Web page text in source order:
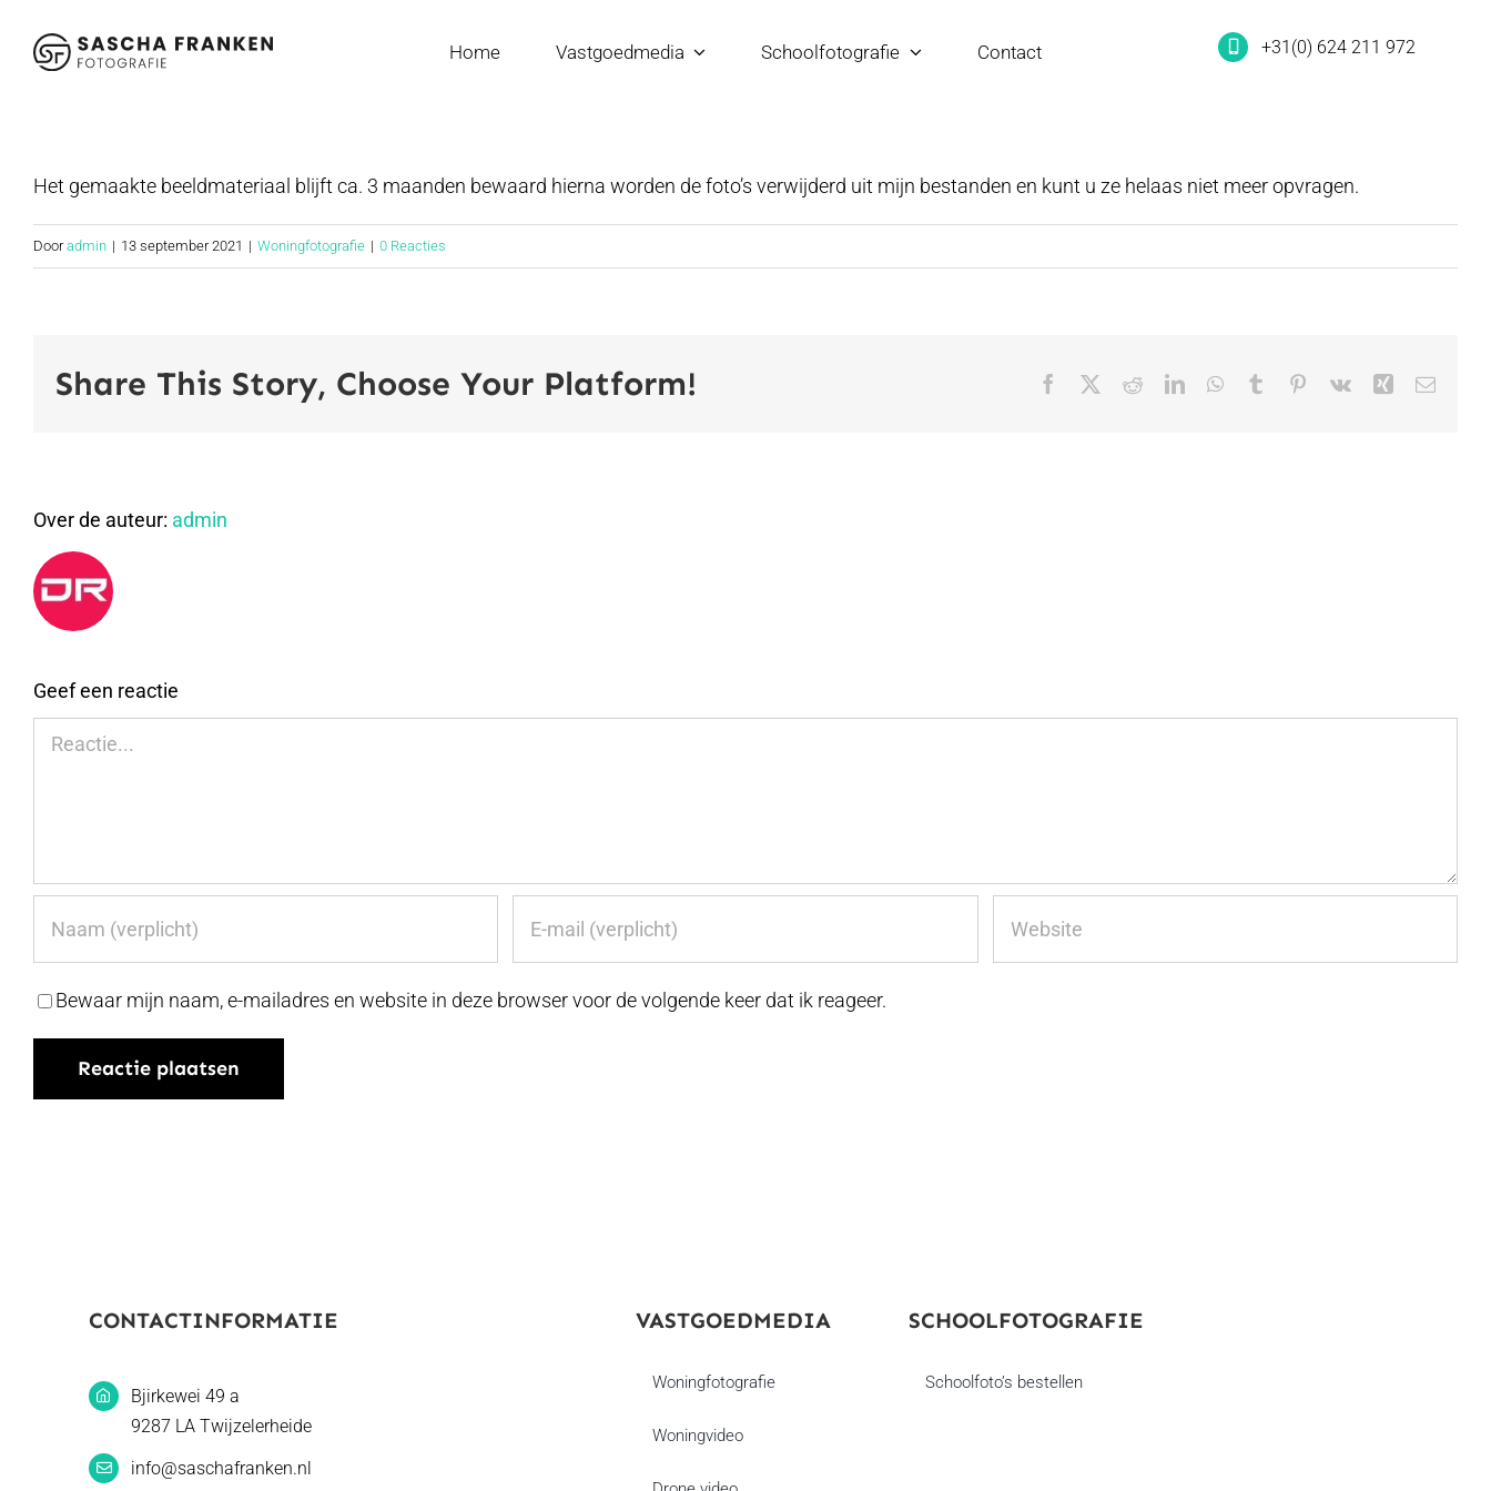
naar
inhoud
Home Vastgoedmedia Schoolfotografie Contact +31(0) 624 211 972
Het gemaakte beeldmateriaal blijft ca. 3 maanden bewaard hierna worden de foto’s verwijderd uit mijn bestanden en kunt u ze helaas niet meer opvragen.
Dooradmin | 13 september 2021 | Woningfotografie | 0 Reacties
Share This Story, Choose Your Platform! Facebook RedditLinkedInWhatsApp
TumblrPinterest
Vk XingE-
Over de auteur: admin
Geef een reactie
Reactie
Bewaar mijn naam, e-mailadres en website in deze browser voor de volgende keer dat ik reageer.
CONTACTINFORMATIE
Bjirkewei 49 a
9287 LA Twijzelerheide
info@saschafranken.nl
VASTGOEDMEDIA
Woningfotografie
Woningvideo
SCHOOLFOTOGRAFIE
Schoolfoto’s bestellen